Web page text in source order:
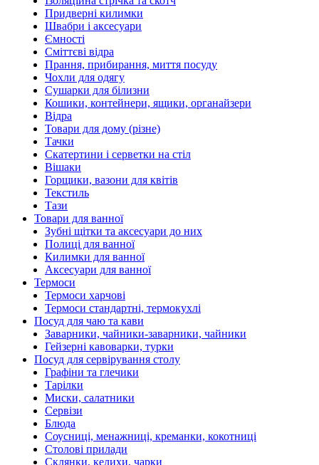
Придверні килимки
Швабри і аксесуари
Ємності
Сміттєві відра
Прання, прибирання, миття посуду
Чохли для одягу
Сушарки для білизни
Кошики, контейнери, ящики, органайзери
Відра
Товари для дому (різне)
Тачки
Скатертини і серветки на стіл
Вішаки
Горщики, вазони для квітів
Текстиль
Тази
Товари для ванної
Зубні щітки та аксесуари до них
Полиці для ванної
Килимки для ванної
Аксесуари для ванної
Термоси
Термоси харчові
Термоси стандартні, термокухлі
Посуд для чаю та кави
Заварники, чайники-заварники, чайники
Гейзерні кавоварки, турки
Посуд для сервірування столу
Графіни та глечики
Тарілки
Миски, салатники
Сервізи
Блюда
Соусниці, менажниці, креманки, кокотниці
Столові прилади
Склянки, келихи, чарки